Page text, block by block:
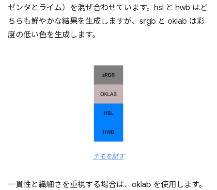
ゼンタとライム）を混ぜ合わせています。hsl と hwb はど
ちらも鮮やかな結果を生成しますが、srgb と oklab は彩
度の低い色を生成します。
デモを試す
一貫性と繊細さを重視する場合は、oklab を使用します。